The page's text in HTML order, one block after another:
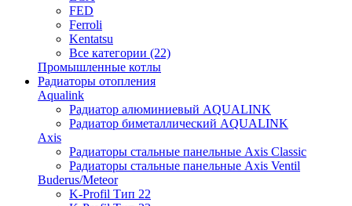
FED
Ferroli
Kentatsu
Все категории (22)
Промышленные котлы
Радиаторы отопления
Aqualink
Радиатор алюминиевый AQUALINK
Радиатор биметаллический AQUALINK
Axis
Радиаторы стальные панельные Axis Classic
Радиаторы стальные панельные Axis Ventil
Buderus/Meteor
K-Profil Тип 22